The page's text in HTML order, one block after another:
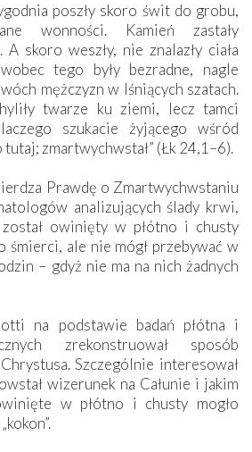
poszły skoro świt do grobu,
wonności. Kamień zastały
skoro weszły, nie znalazły ciała
tego były bezradne, nagle
mężczyzn w lśniących szatach.
twarze ku ziemi, lecz tamci
szukacie żyjącego wśród
tutaj; zmartwychwstał” (Łk 24,1–6).
Prawdę o Zmartwychwstaniu
analizujących ślady krwi,
owinięty w płótno i chusty
śmierci, ale nie mógł przebywać w
– gdyż nie ma na nich żadnych
na podstawie badań płótna i
zrekonstruował sposób
Szczególnie interesował
wizerunek na Całunie i jakim
w płótno i chusty mogło